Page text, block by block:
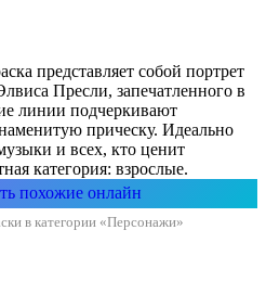
представляет собой портрет
Пресли, запечатленного в
линии подчеркивают
прическу. Идеально
и всех, кто ценит
категория: взрослые.
похожие онлайн
в категории «Персонажи»